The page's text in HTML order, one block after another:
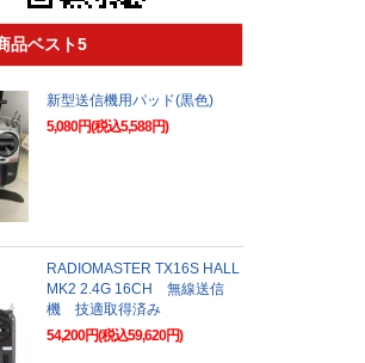
品ベスト5
新型送信機用パッド(黒色)
5,080円(税込5,588円)
RADIOMASTER TX16S HALL
MK2 2.4G 16CH 無線送信
機 技適取得済み
54,200円(税込59,620円)